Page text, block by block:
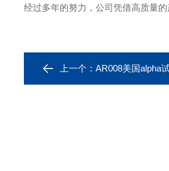
经过多年的努力，公司凭借高质量
上一个： AR008美国alpha